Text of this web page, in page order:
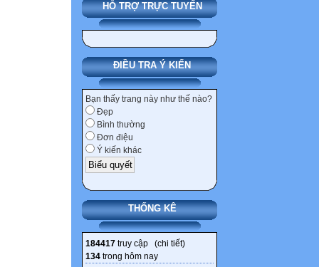
HỖ TRỢ TRỰC TUYẾN
ĐIỀU TRA Ý KIẾN
Bạn thấy trang này như thế nào?
Đẹp
Bình thường
Đơn điệu
Ý kiến khác
THỐNG KÊ
184417 truy cập (chi tiết)
134 trong hôm nay